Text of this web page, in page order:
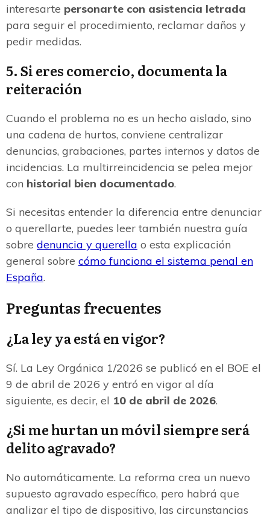
interesarte personarte con asistencia letrada
para seguir el procedimiento, reclamar daños y
pedir medidas.
5. Si eres comercio, documenta la
reiteración
Cuando el problema no es un hecho aislado, sino
una cadena de hurtos, conviene centralizar
denuncias, grabaciones, partes internos y datos de
incidencias. La multirreincidencia se pelea mejor
con historial bien documentado.
Si necesitas entender la diferencia entre denunciar
o querellarte, puedes leer también nuestra guía
sobre denuncia y querella o esta explicación
general sobre cómo funciona el sistema penal en
España.
Preguntas frecuentes
¿La ley ya está en vigor?
Sí. La Ley Orgánica 1/2026 se publicó en el BOE el
9 de abril de 2026 y entró en vigor al día
siguiente, es decir, el 10 de abril de 2026.
¿Si me hurtan un móvil siempre será
delito agravado?
No automáticamente. La reforma crea un nuevo
supuesto agravado específico, pero habrá que
analizar el tipo de dispositivo, las circunstancias